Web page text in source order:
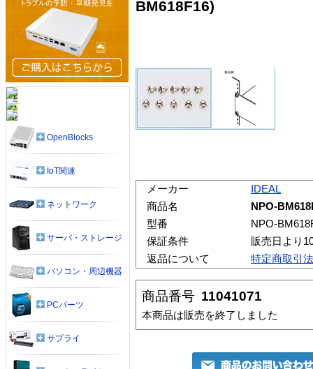
BM618F16)
メーカー
IDEAL
商品名
NPO-
型番
NPO-
保証条件
販売日より
返品について
特定商取引
商品番号 11041071
本商品は販売を終了しました
OpenBlocks
IoT関連
ネットワーク
サーバ・ストレージ
パソコン・周辺機器
PCパーツ
サプライ